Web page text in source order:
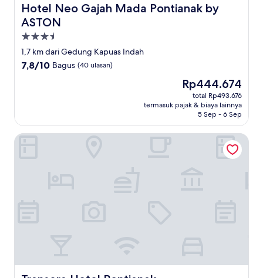
Hotel Neo Gajah Mada Pontianak by
ASTON
Hotel Neo Gajah Mada Pontianak by ASTON
Properti
bintang
3.5
1,7 km dari Gedung Kapuas Indah
7.8
7,8/10 Bagus (40 ulasan)
Harga
sekarang
Rp444.674
Rp444.674
total Rp493.676
termasuk pajak & biaya lainnya
5 Sep - 6 Sep
Transera Hotel Pontianak